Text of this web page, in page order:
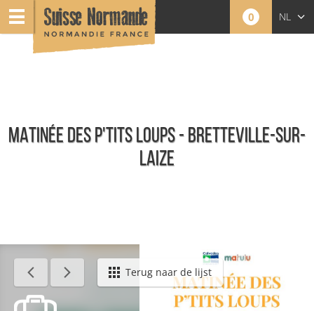
0 NL
MATINÉE DES P'TITS LOUPS - BRETTEVILLE-SUR-
LAIZE
Agenda - NederlandsTerug naar de lijst